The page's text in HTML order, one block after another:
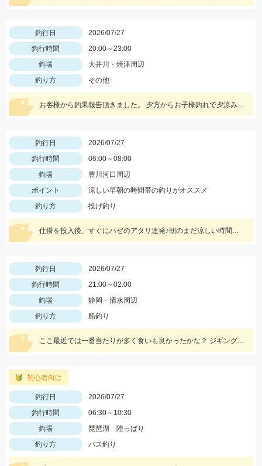
釣行日
2026/07/27
釣行時間
20:00～23:00
釣場
大井川・焼津周辺
釣り方
その他
お客様から釣果報告頂きました。 夕方からお子様釣れで夕涼みがてらウナギ釣り 本命４本（うち２本は小型のためリリーズ）その他クロダイ・キビレが２枚釣れました。 エサはドバミミズとのことです。
釣行日
2026/07/27
釣行時間
06:00～08:00
釣場
豊川河口周辺
ポイント
涼しい早朝の時間帯の釣りがオススメ
釣り方
投げ釣り
仕掛を投入後、すぐにハゼのアタリ連発♪朝のまだ涼しい時間帯に釣行しました。針は7号使用、エサはゴールドイソメがおすすめです！
釣行日
2026/07/27
釣行時間
21:00～02:00
釣場
静岡・清水周辺
釣り方
船釣り
ここ最近では一番当たりが多く食いも良かったかな？ ジギングもやはり魚は細いもの多かったですが当たりの数は沢山あり数釣りは楽しめたようです。最大4本指サイズでいいサイズも多少混じりました。 エサ釣りは少し魚にクセがありテクニックが必要ですが、攻略できれば高釣果狙えます。 昨晩は天秤エサ釣りで天竺タチウオ1.4kg,あがりました。 まだまだ大物の気配もムンムンです！ エサ釣り38.55.67匹 サイズ2～7本指(最大1.4kg ) ジギング34.40匹 サイズ2～4本指
初心者向け
釣行日
2026/07/27
釣行時間
06:30～10:30
釣場
琵琶湖 陸っぱり
釣り方
バス釣り